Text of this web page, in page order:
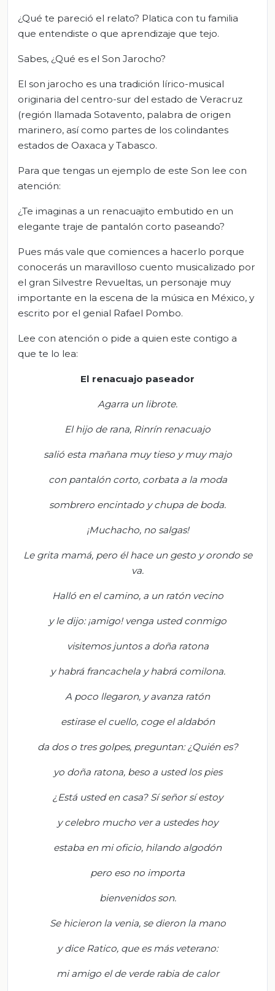
¿Qué te pareció el relato? Platica con tu familia
que entendiste o que aprendizaje que tejo.
Sabes, ¿Qué es el Son Jarocho?
El son jarocho es una tradición lírico-musical
originaria del centro-sur del estado de Veracruz
(región llamada Sotavento, palabra de origen
marinero, así como partes de los colindantes
estados de Oaxaca y Tabasco.
Para que tengas un ejemplo de este Son lee con
atención:
¿Te imaginas a un renacuajito embutido en un
elegante traje de pantalón corto paseando?
Pues más vale que comiences a hacerlo porque
conocerás un maravilloso cuento musicalizado por
el gran Silvestre Revueltas, un personaje muy
importante en la escena de la música en México, y
escrito por el genial Rafael Pombo.
Lee con atención o pide a quien este contigo a
que te lo lea:
El renacuajo paseador
Agarra un librote.
El hijo de rana, Rinrínrenacuajo
salió esta mañana muy tieso y muy majo
con pantalón corto, corbata a la moda
sombrero encintado y chupa de boda.
¡Muchacho, no salgas!
Legrita mamá, pero él hace un gesto y orondo se
va.
Halló en el camino, a un ratón vecino
yle dijo:¡amigo! venga usted conmigo
visitemos juntos a doña ratona
yhabrá francachela y habrá comilona.
A poco llegaron, y avanza ratón
estiraseel cuello, coge el aldabón
da dos o tres golpes, preguntan: ¿Quién es?
yo doña ratona, beso a usted los pies
¿Está usted en casa? Sí señor sí estoy
y celebro mucho ver a ustedes hoy
estaba en mi oficio, hilando algodón
pero eso no importa
bienvenidos son.
Se hicieron la venia, se dieron la mano
ydice Ratico, que es más veterano:
mi amigo el de verde rabiade calor